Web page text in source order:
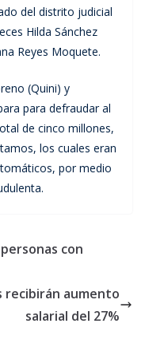
del distrito judicial
Hilda Sánchez
Reyes Moquete.
(Quini) y
para defraudar al
de cinco millones,
los cuales eran
por medio
con
recibirán aumento
salarial del 27%